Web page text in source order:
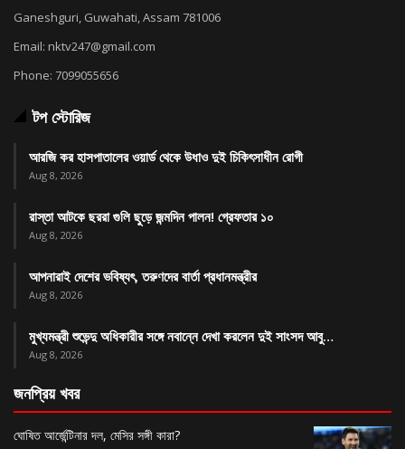
Ganeshguri, Guwahati, Assam 781006
Email: nktv247@gmail.com
Phone: 7099055656
টপ স্টোরিজ
আরজি কর হাসপাতালের ওয়ার্ড থেকে উধাও দুই চিকিৎসাধীন রোগী
Aug 8, 2026
রাস্তা আটকে ছররা গুলি ছুড়ে জন্মদিন পালন! গ্রেফতার ১০
Aug 8, 2026
আপনারাই দেশের ভবিষ্যৎ, তরুণদের বার্তা প্রধানমন্ত্রীর
Aug 8, 2026
মুখ্যমন্ত্রী শুভেন্দু অধিকারীর সঙ্গে নবান্নে দেখা করলেন দুই সাংসদ আবু…
Aug 8, 2026
জনপ্রিয় খবর
ঘোষিত আর্জেন্টিনার দল, মেসির সঙ্গী কারা?